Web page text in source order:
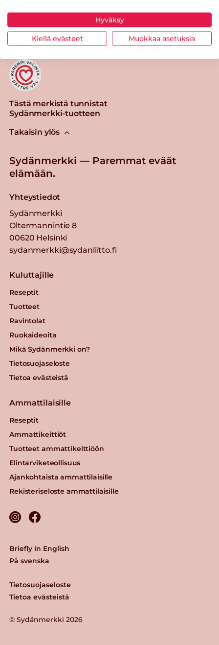
Tulosta sivu Jaa tuote
Tästä merkistä tunnistat
Sydänmerkki-tuotteen
Takaisin ylös
Sydänmerkki — Paremmat eväät
elämään.
Yhteystiedot
Sydänmerkki
Oltermannintie 8
00620 Helsinki
sydanmerkki@sydanliitto.fi
Kuluttajille
Reseptit
Tuotteet
Ravintolat
Ruokaideoita
Mikä Sydänmerkki on?
Tietosuojaseloste
Tietoa evästeistä
Ammattilaisille
Reseptit
Ammattikeittiöt
Tuotteet ammattikeittiöön
Elintarviketeollisuus
Ajankohtaista ammattilaisille
Rekisteriseloste ammattilaisille
© Sydänmerkki 2026
Tietosuojaseloste
Tietoa evästeistä
Briefly in English
På svenska
Hyväksy
Kiellä evästeet Muokkaa asetuksia